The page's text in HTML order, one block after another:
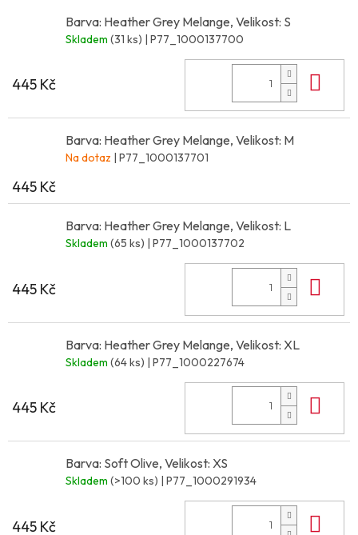
Barva: Heather Grey Melange, Velikost: S
Skladem (31 ks) | P77_1000137700
445 Kč
Barva: Heather Grey Melange, Velikost: M
Na dotaz | P77_1000137701
445 Kč
Barva: Heather Grey Melange, Velikost: L
Skladem (65 ks) | P77_1000137702
445 Kč
Barva: Heather Grey Melange, Velikost: XL
Skladem (64 ks) | P77_1000227674
445 Kč
Barva: Soft Olive, Velikost: XS
Skladem (>100 ks) | P77_1000291934
445 Kč